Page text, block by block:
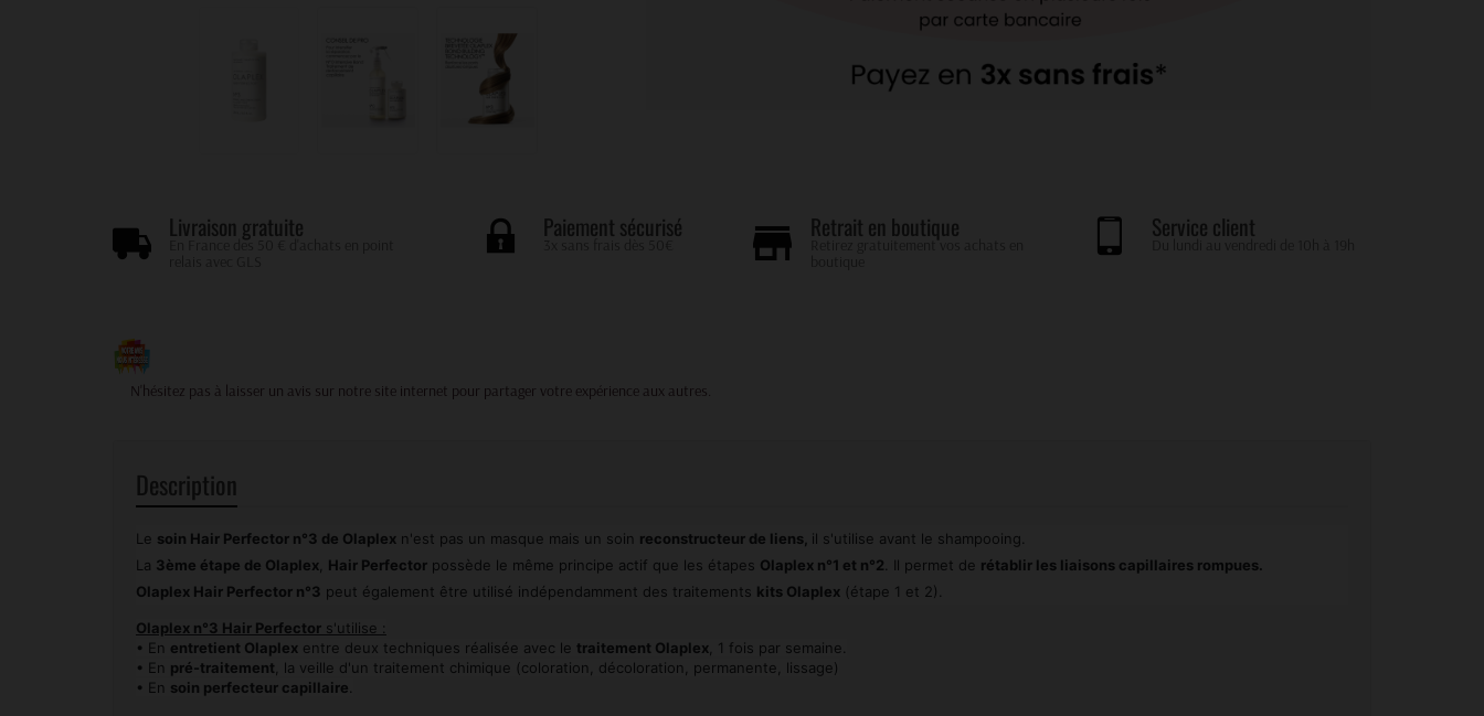
Livraison gratuite
En France des 50 € d'achats en point
Paiement sécurisé Retrait en boutique
Retirez gratuitement vos achats en
Service client
N'hésitez pas à laisser un avis sur notre site internet pour partager votre expérience aux autres.
Description
Le soin Hair Perfector n°3 de Olaplex n'est pas un masque mais un soin reconstructeur de liens, il s'utilise avant le shampooing.
La 3ème étape de Olaplex Hair Perfector possède le même principe actif que les étapes Olaplex n°1 et n°2 . Il permet de rétablir les liaisons capillaires rompues.
Olaplex Hair Perfector n°3 peut également être utilisé indépendamment des traitements kits Olaplex (étape 1 et 2).
Olaplex n°3 Hair Perfector s'utilise :
• En entretient Olaplex entre deux techniques réalisée avec le traitement Olaplex , 1 fois par semaine.
• En pré-traitement , la veille d'un traitement chimique (coloration, décoloration, permanente, lissage)
• En soin perfecteur capillaire